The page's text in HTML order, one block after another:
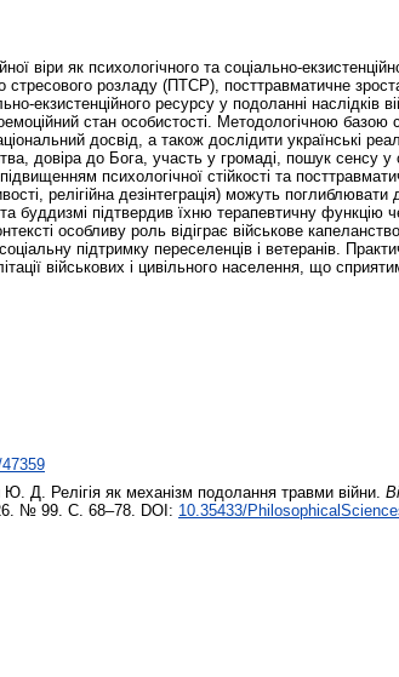
віри як психологічного та соціально-
стресового розладу (ПТСР), посттравматичне
екзистенційного ресурсу у подоланні наслідків
стан особистості. Методологічною базою
досвід, а також дослідити українські
довіра до Бога, участь у громаді, пошук сенсу у
психологічної стійкості та
релігійна дезінтеграція) можуть
та буддизмі підтвердив їхню терапевтичну функцію
особливу роль відіграє військове
підтримку переселенців і ветеранів.
військових і цивільного населення, що
Ю. Д. Релігія як механізм подолання травми війни.
№ 99. С. 68–78. DOI: 10.35433/